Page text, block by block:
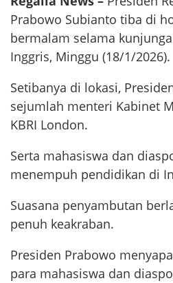
Prabowo Subianto tiba di
bermalam selama
Inggris, Minggu (18/1/2026).
Setibanya di lokasi,
sejumlah menteri Kabinet
KBRI London.
Serta mahasiswa dan
menempuh pendidikan di
Suasana penyambutan
penuh keakraban.
Presiden Prabowo
para mahasiswa dan